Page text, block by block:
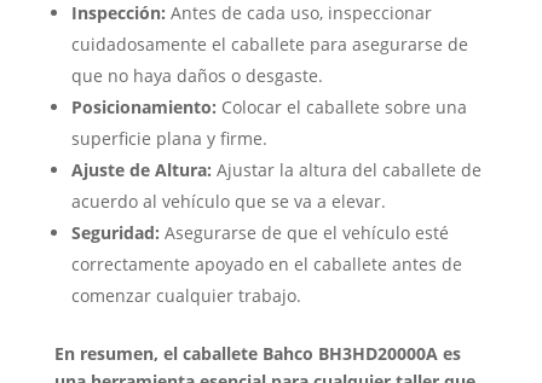
Inspección: Antes de cada uso, inspeccionar
cuidadosamente el caballete para asegurarse de
que no haya daños o desgaste.
Posicionamiento: Colocar el caballete sobre una
superficie plana y firme.
Ajuste de Altura: Ajustar la altura del caballete de
acuerdo al vehículo que se va a elevar.
Seguridad: Asegurarse de que el vehículo esté
correctamente apoyado en el caballete antes de
comenzar cualquier trabajo.
En resumen, el caballete Bahco BH3HD20000A es